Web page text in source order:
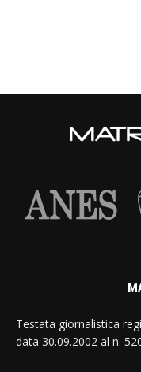
Testata giornalistica
data 30.09.2002 al n.